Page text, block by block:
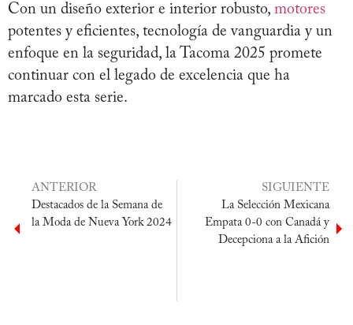
Con un diseño exterior e interior robusto, motores
potentes y eficientes, tecnología de vanguardia y un
enfoque en la seguridad, la Tacoma 2025 promete
continuar con el legado de excelencia que ha
marcado esta serie.
ANTERIOR
Destacados de la Semana de
la Moda de Nueva York 2024
SIGUIENTE
La Selección Mexicana
Empata 0-0 con Canadá y
Decepciona a la Afición